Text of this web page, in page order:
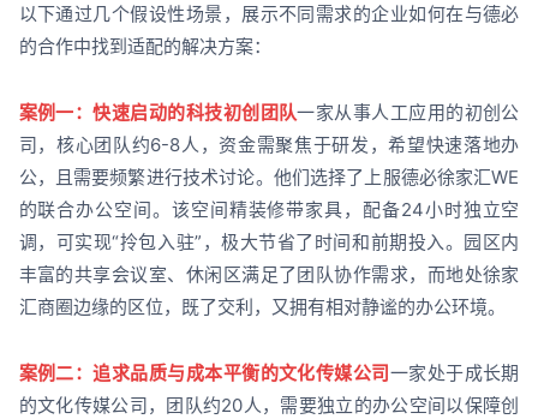
以下通过几个假设性场景，展示不同需求的企业如何在与德必
的合作中找到适配的解决方案：
案例一：快速启动的科技初创团队一家从事人工应用的初创公
司，核心团队约6-8人，资金需聚焦于研发，希望快速落地办
公，且需要频繁进行技术讨论。他们选择了上服德必徐家汇WE
的联合办公空间。该空间精装修带家具，配备24小时独立空
调，可实现“拎包入驻”，极大节省了时间和前期投入。园区内
丰富的共享会议室、休闲区满足了团队协作需求，而地处徐家
汇商圈边缘的区位，既了交利，又拥有相对静谧的办公环境。
案例二：追求品质与成本平衡的文化传媒公司一家处于成长期
的文化传媒公司，团队约20人，需要独立的办公空间以保障创